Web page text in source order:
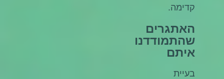
קדימה.
האתגרים
שהתמודדנו
איתם
בעיית